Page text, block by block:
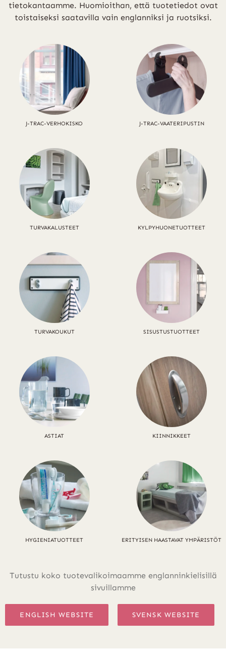
tietokantaamme. Huomioithan, että tuotetiedot ovat
toistaiseksi saatavilla vain englanniksi ja ruotsiksi.
J-TRAC-VERHOKISKO J-TRAC-VAATERIPUSTIN
TURVAKALUSTEET KYLPYHUONETUOTTEET
TURVAKOUKUT SISUSTUSTUOTTEET
ASTIAT KIINNIKKEET
HYGIENIATUOTTEET ERITYISEN HAASTAVAT YMPÄRISTÖT
Tutustu koko tuotevalikoimaamme englanninkielisillä
sivuillamme
ENGLISH WEBSITE SVENSK WEBSITE